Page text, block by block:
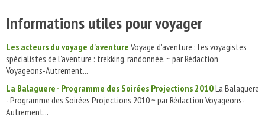
Informations utiles pour voyager
Les acteurs du voyage d'aventure Voyage d'aventure : Les voyagistes
spécialistes de l'aventure : trekking, randonnée, ~ par Rédaction
Voyageons-Autrement...
La Balaguere - Programme des Soirées Projections 2010La Balaguere
- Programme des Soirées Projections 2010 ~ par Rédaction Voyageons-
Autrement...